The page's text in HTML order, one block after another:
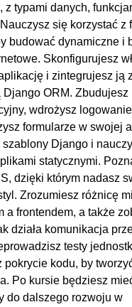
dalszego
z typami danych,
się korzystać z
budować dynamiczne i
Skonfigurujesz
i zintegrujesz ją
Django ORM. Zbudujesz
wdrożysz
formularze w swojej
Django i
statycznymi.
dzięki którym nadasz
Zrozumiesz różnicę
a frontendem, a także
działa komunikacja
testy
pokrycie kodu, by
Po kursie będziesz
do dalszego rozwoju w